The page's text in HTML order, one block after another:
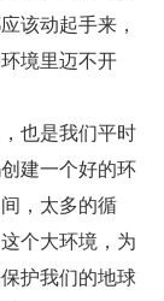
该动起手来，
境里迈不开
也是我们平时
建一个好的环
，太多的循
个大环境，为
护我们的地球